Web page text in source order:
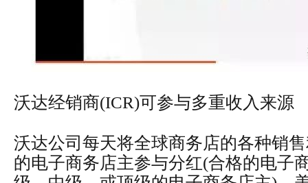
沃达经销商(ICR)可参与多重收入来源
沃达公司每天将全球商务店的各种销
的电子商务店主参与分红(合格的电子